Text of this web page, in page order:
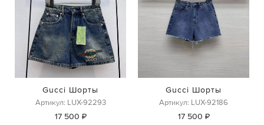
Gucci Шорты
Артикул: LUX-92293
17 500 ₽
Gucci Шорты
Артикул: LUX-92186
17 500 ₽